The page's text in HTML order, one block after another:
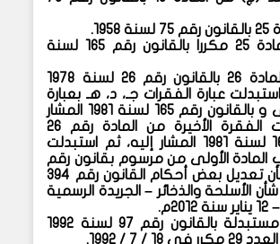
٢٢) أضيفت المادة ٢٥ مكررا بالقانون رقم ١٦٥ لسنة
٢٣) استبدلت المادة ٢٦ بالقانون رقم ٢٦ لسنة ١٩٧٨
عبارة الفقرات جـ، د، هـ بعبارة
البنود من ب إلى و بالقانون رقم ١٦٥ لسنة ١٩٨١ المشار
إليه، ثم أضيفت الفقرة الأخيرة من المادة رقم ٢٦
بالقانون رقم ١٦٥ لسنة ١٩٨١ المشار إليه، ثم استبدلت
بموجب المادة الأولى من مرسوم بقانون رقم
٦ لسنة ٢٠١٢ بشأن تعديل بعض أحكام القانون رقم ٣٩٤
فى شأن الأسلحة والذخائر – الجريدة الرسمية
٢٤) المادة ٢٨ مستبدلة بالقانون رقم ٩٧ لسنة ١٩٩٢
/ ٧ / ١٩٩٢.